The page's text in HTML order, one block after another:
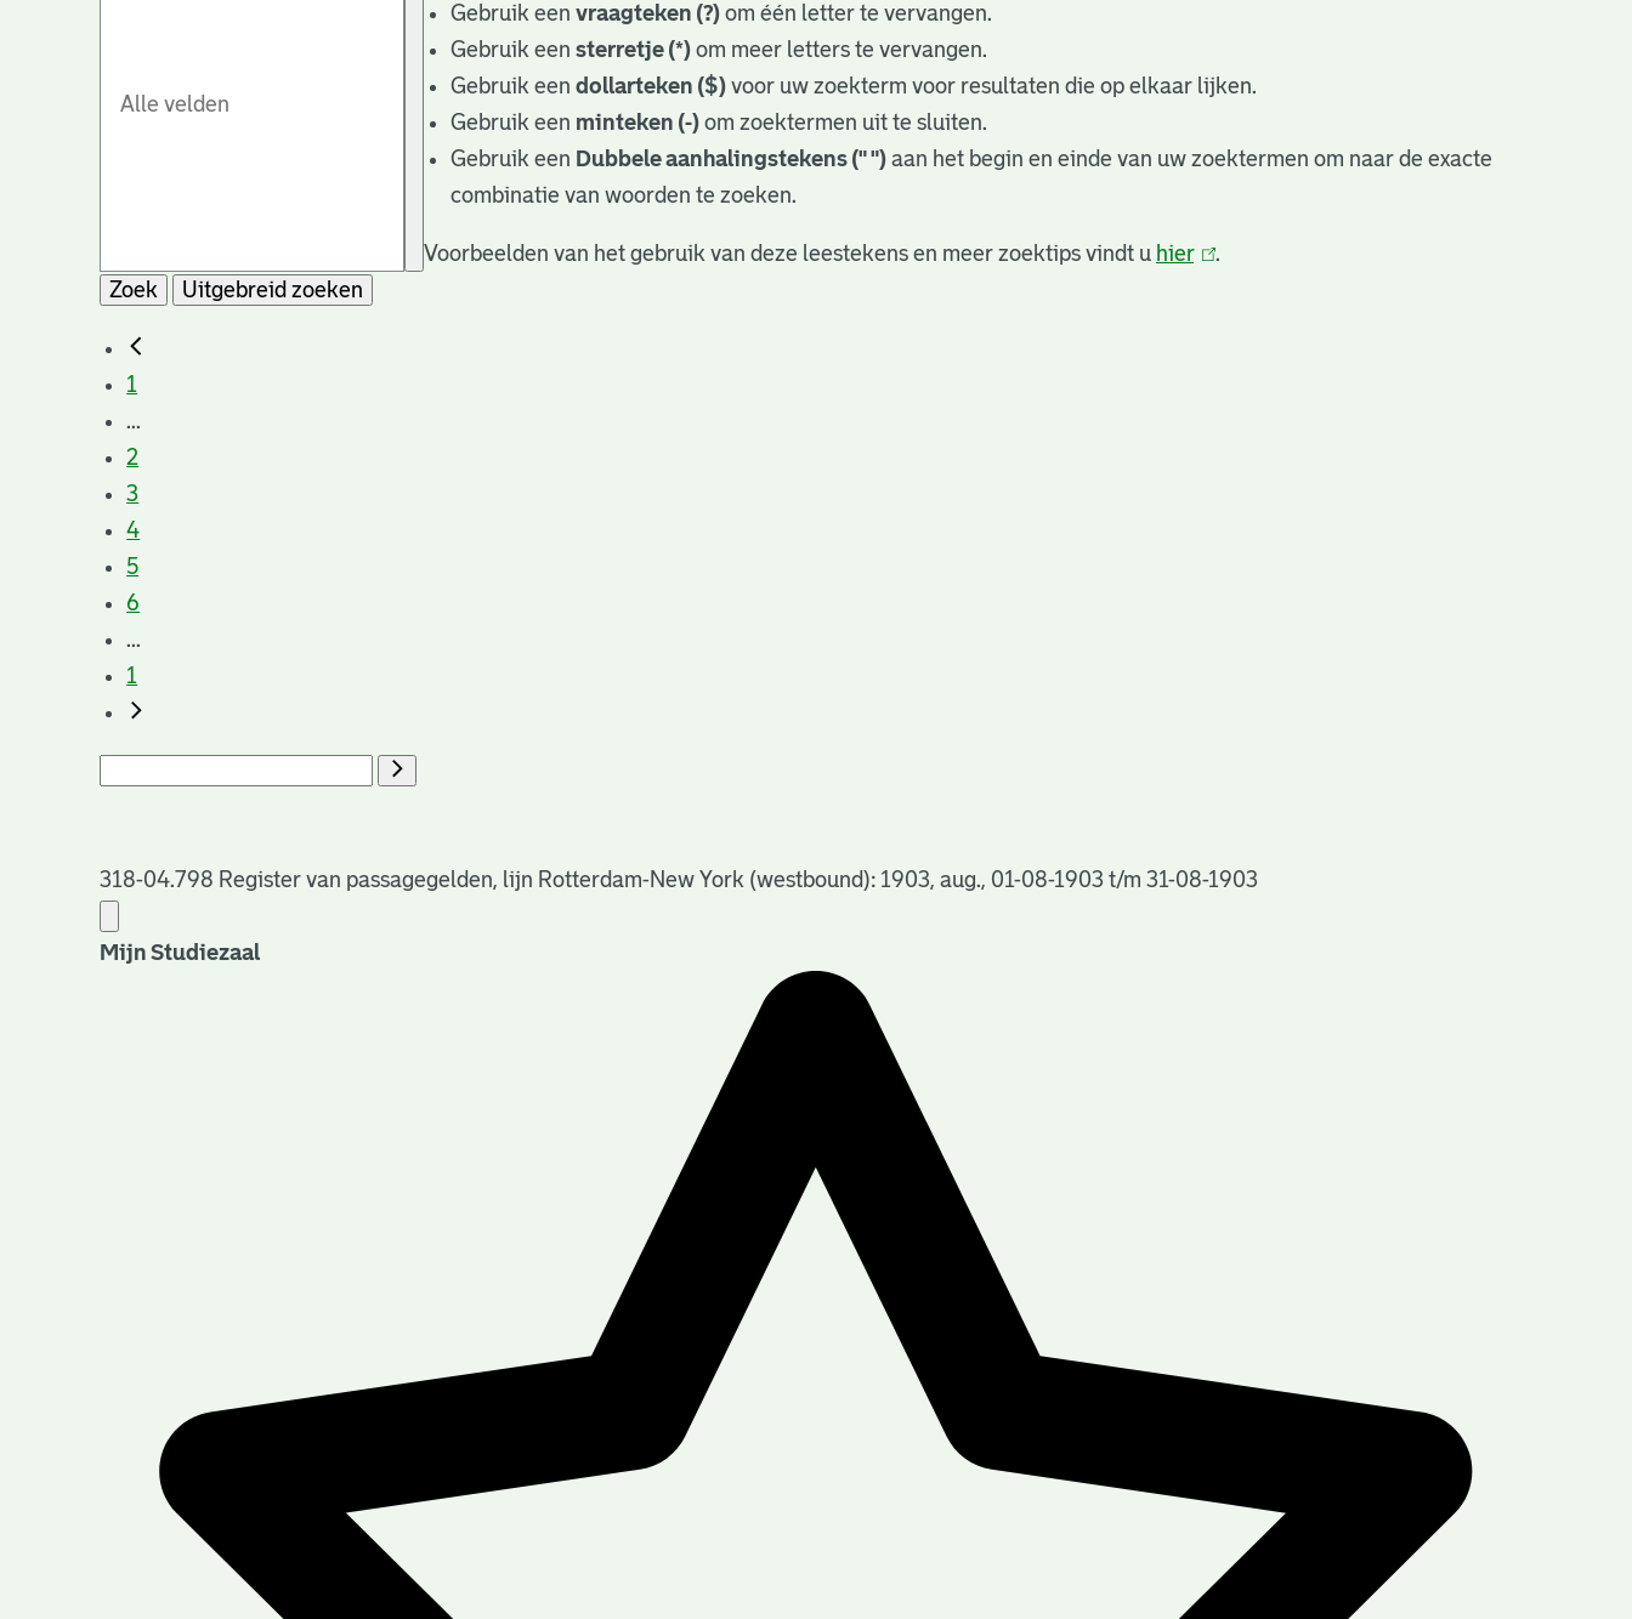
Gebruik eenvraagteken (?) om één letter te vervangen.
Gebruik eensterretje (*) om meer letters te vervangen.
Gebruik eendollarteken ($) voor uw zoekterm voor resultaten die op elkaar lijken.
Gebruik een minteken (-) om zoektermen uit te sluiten.
Gebruik een Dubbele aanhalingstekens (" ") aan het begin en einde van uw zoektermen om naar de exacte
combinatie van woorden te zoeken.
Voorbeelden van het gebruik van deze leestekens en meer zoektips vindt u hier(link
.
Zoek
Uitgebreid zoeken
1
...
2
3
4
5
6
...
1
318-04.798 Register van passagegelden, lijn Rotterdam-New York (westbound): 1903, aug., 01-08-1903 t/m 31-08-1903
Mijn Studiezaal